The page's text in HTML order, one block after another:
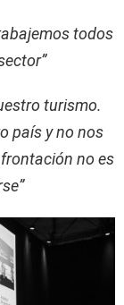
todos
turismo.
país y no nos
no es